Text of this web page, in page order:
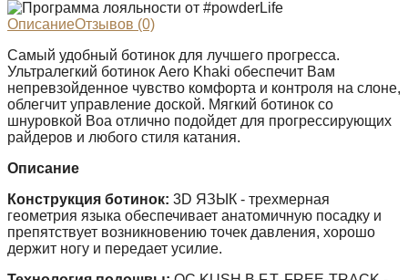
ОписаниеОтзывов (0)
Самый удобный ботинок для лучшего прогресса.
Ультралегкий ботинок Aero Khaki обеспечит Вам
непревзойденное чувство комфорта и контроля на слоне,
облегчит управление доской. Мягкий ботинок со
шнуровкой Boa отлично подойдет для прогрессирующих
райдеров и любого стиля катания.
Описание
Конструкция ботинок: 3D ЯЗЫК - трехмерная
геометрия языка обеспечивает анатомичную посадку и
препятствует возникновению точек давления, хорошо
держит ногу и передает усилие.